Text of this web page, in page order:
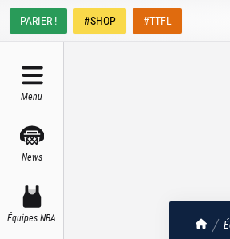
PARIER ! #SHOP #TTFL
Menu
News
Équipes NBA